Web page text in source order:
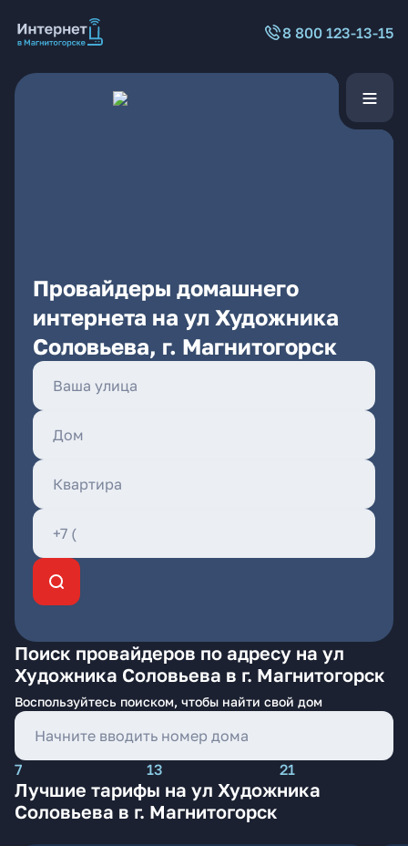
8 800 123-13-15
Провайдеры домашнего
интернета на ул Художника
Соловьева, г. Магнитогорск
Поиск провайдеров по адресу на ул
Художника Соловьева в г. Магнитогорск
Воспользуйтесь поиском, чтобы найти свой дом
7 13 21
Лучшие тарифы на ул Художника
Соловьева в г. Магнитогорск